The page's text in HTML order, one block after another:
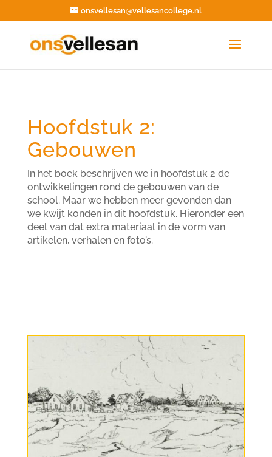
Zoek
naar:
onsvellesan@vellesancollege.nl
Hoofdstuk 2:
Gebouwen
In het boek beschrijven we in hoofdstuk 2 de
ontwikkelingen rond de gebouwen van de
school. Maar we hebben meer gevonden dan
we kwijt konden in dit hoofdstuk. Hieronder een
deel van dat extra materiaal in de vorm van
artikelen, verhalen en foto’s.